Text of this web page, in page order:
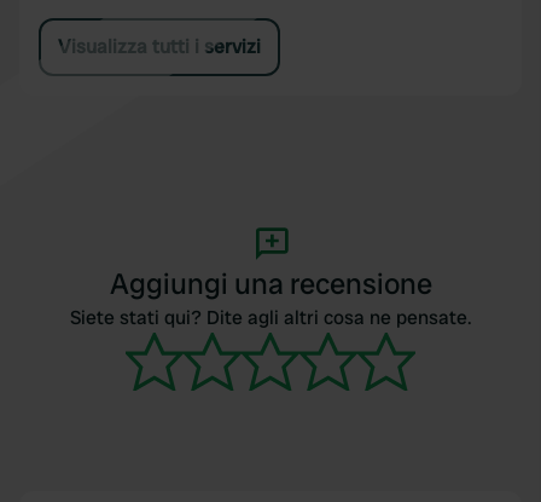
Visualizza tutti i servizi
Aggiungi una recensione
Siete stati qui? Dite agli altri cosa ne pensate.